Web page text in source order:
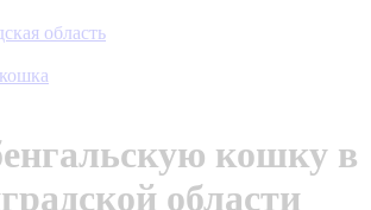
область
кошку в
области